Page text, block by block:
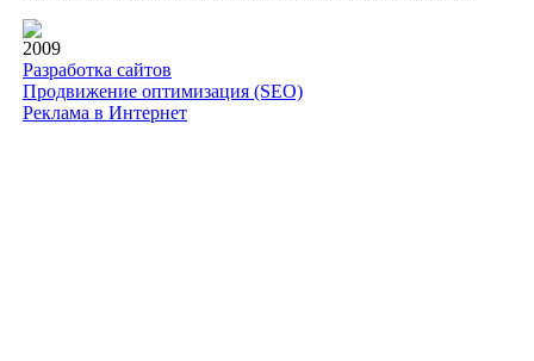
2009
Разработка сайтов
Продвижение оптимизация (SEO)
Реклама в Интернет